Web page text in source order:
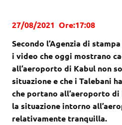
27/08/2021 Ore:17:08
Secondo l’Agenzia di
i video che oggi mostrano
all’aeroporto di Kabul non
situazione e che i Talebani
che portano all’aeroporto di
la situazione intorno
relativamente tranquilla.